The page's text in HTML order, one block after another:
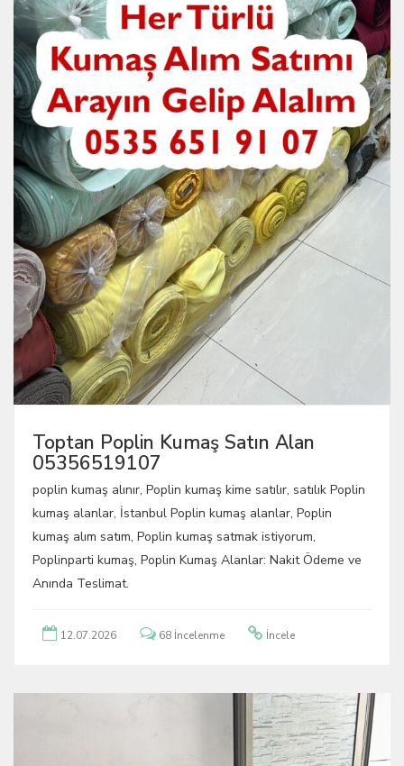
Toptan Poplin Kumaş Satın Alan
05356519107
poplin kumaş alınır, Poplin kumaş kime satılır, satılık Poplin
kumaş alanlar, İstanbul Poplin kumaş alanlar, Poplin
kumaş alım satım, Poplin kumaş satmak istiyorum,
Poplinparti kumaş, Poplin Kumaş Alanlar: Nakit Ödeme ve
Anında Teslimat.
12.07.2026 68 İncelenme İncele